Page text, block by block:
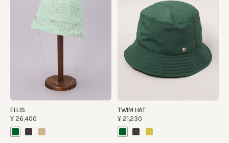
ELLIS
¥26,400
TWIM HAT
¥21,230